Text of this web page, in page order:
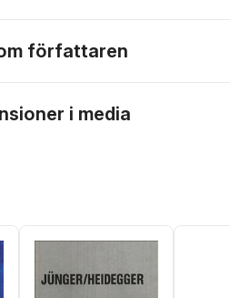
författaren
i media